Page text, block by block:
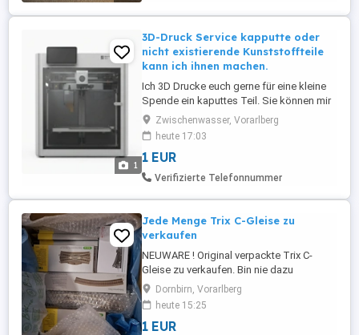
1
3D-Druck Service kapputte oder
nicht existierende Kunststoffteile
kann ich ihnen machen.
Ich 3D Drucke euch gerne für eine kleine
Spende ein kaputtes Teil. Sie können mir
auch ihre Stl oder 3mf Datei mir einfach
zusenden die ich für sie ausdrucken soll.
Hier sind ein paar 3d Modelle Plattformen
wo sie vorbei schauen können.
makerworld.com, printables.com und
Zwischenwasser, Vorarlberg
heute 17:03
1 EUR
Verifizierte Telefonnummer
Jede Menge Trix C-Gleise zu
verkaufen
NEUWARE ! Original verpackte Trix C-
Gleise zu verkaufen. Bin nie dazu
gekommen meine Anlage komplett
aufzustellen, daher noch alles verpackt.
Alle Weichen inclusive Decoder. Am
Gleisbild erkennt man wie es hätte
Dornbirn, Vorarlberg
heute 15:25
1 EUR